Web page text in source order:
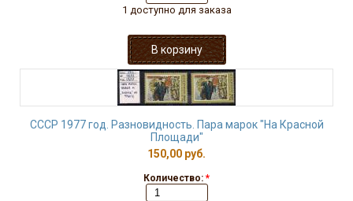
1 доступно для заказа
СССР 1977 год. Разновидность. Пара марок "На Красной
Площади"
150,00 руб.
Количество: *